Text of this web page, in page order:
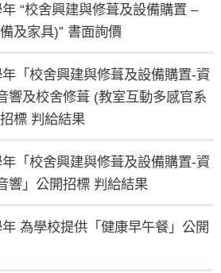
“校舍興建與修葺及設備購置 –
及家具)” 書面詢價
「校舍興建與修葺及設備購置-資
響及校舍修葺 (教室互動多感官系
標 判給結果
「校舍興建與修葺及設備購置-資
響」公開招標 判給結果
為學校提供「健康早午餐」公開